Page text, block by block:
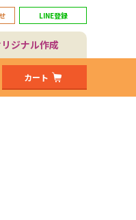
LINE登録
ジナル作成
カート